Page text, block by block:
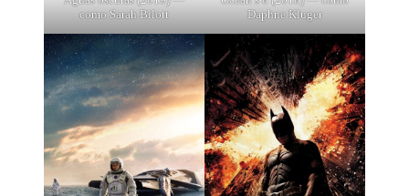
como Sarah Bilott
Daphne Kluger